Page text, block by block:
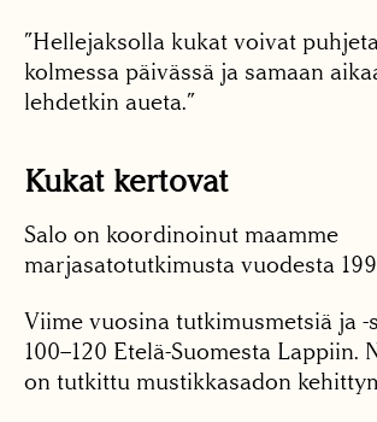
”Hellejaksolla kukat voivat
kolmessa päivässä ja samaan
lehdetkin aueta.”
Kukat kertovat
Salo on koordinoinut maamme
marjasatotutkimusta vuodesta
Viime vuosina tutkimusmetsiä ja
100–120 Etelä-Suomesta Lappiin.
on tutkittu mustikkasadon